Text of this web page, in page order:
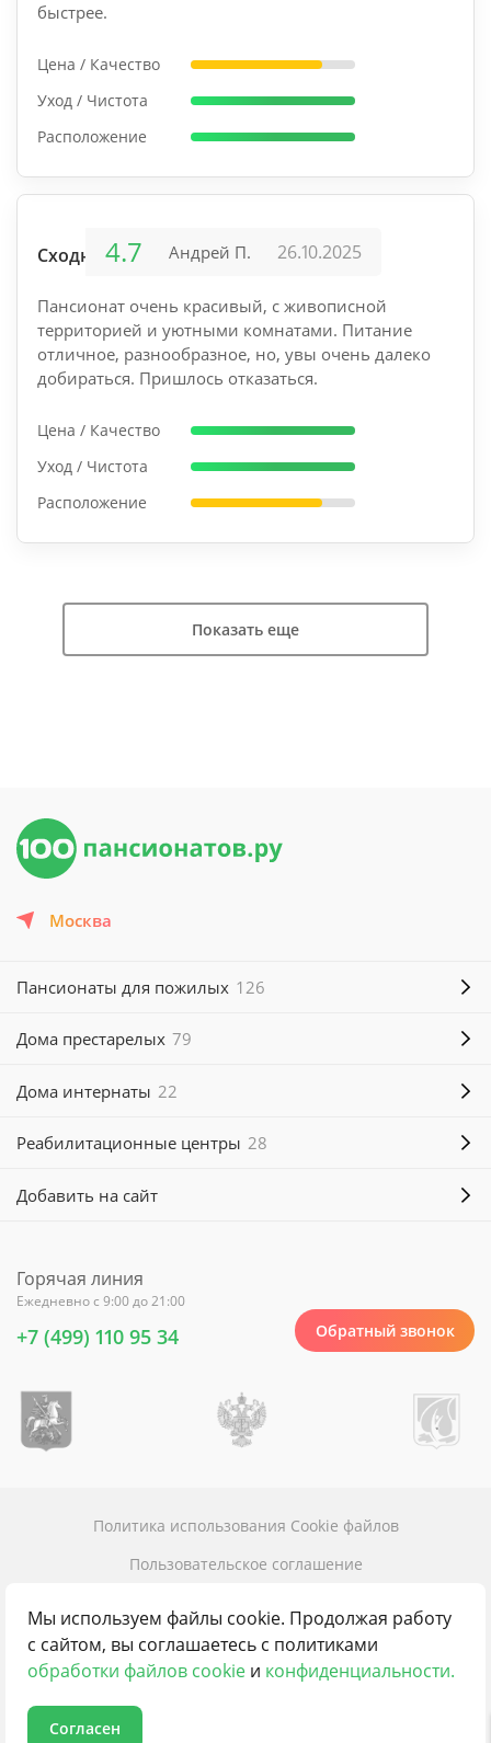
быстрее.
Цена / Качество
Уход / Чистота
Расположение
Сходня 4.7 Андрей П. 26.10.2025
Пансионат очень красивый, с живописной
территорией и уютными комнатами. Питание
отличное, разнообразное, но, увы очень далеко
добираться. Пришлось отказаться.
Цена / Качество
Уход / Чистота
Расположение
Показать еще
Москва
Добавить на сайт
Пансионаты для пожилых 126
Дома престарелых 79
Дома интернаты 22
Реабилитационные центры 28
Горячая линия
Ежедневно с 9:00 до 21:00
+7 (499) 110 95 34 Обратный звонок
© 2016 - 2026 100пансионатов.ру
Контакты
Карта сайта
Пользовательское соглашение
Политика использования Cookie файлов
Мы используем файлы cookie. Продолжая работу
с сайтом, вы соглашаетесь с политиками
обработки файлов cookie и конфиденциальности.
Согласен